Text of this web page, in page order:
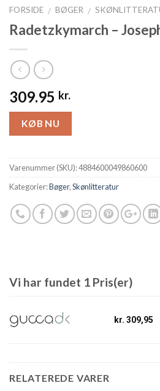
FORSIDE / BØGER /
Radetzkymarch –
309.95 kr.
KØB NU
Varenummer (SKU):4884600049860600
Kategorier:Bøger,Skønlitteratur
Vi har fundet 1 Pris(er)
kr. 309,95
RELATEREDE VARER